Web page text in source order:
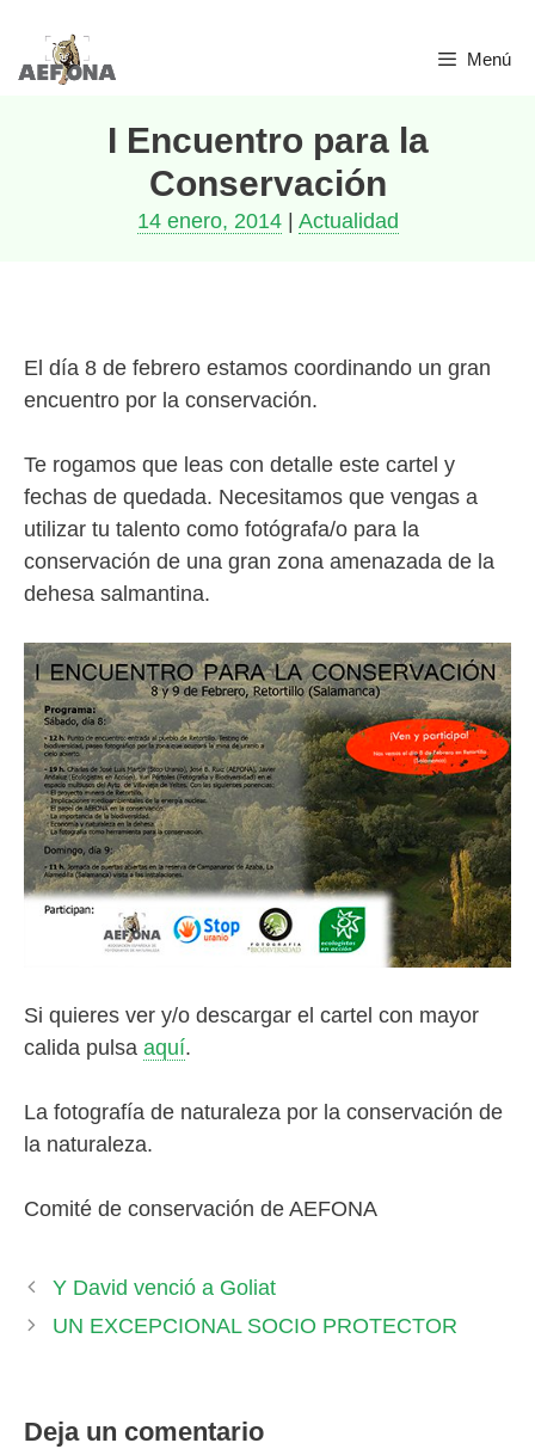
Saltar
Menú
I Encuentro para la
Conservación
14 enero, 2014| Actualidad
El día 8 de febrero estamos coordinando un gran
encuentro por la conservación.
Te rogamos que leas con detalle este cartel y
fechas de quedada. Necesitamos que vengas a
utilizar tu talento como fotógrafa/o para la
conservación de una gran zona amenazada de la
dehesa salmantina.
Si quieres ver y/o descargar el cartel con mayor
calida pulsa aquí.
La fotografía de naturaleza por la conservación de
la naturaleza.
Comité de conservación de AEFONA
Y David venció a Goliat
UN EXCEPCIONAL SOCIO PROTECTOR
Deja un comentario